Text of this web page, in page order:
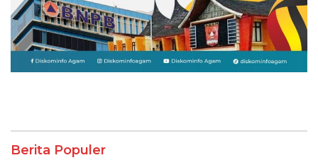
Berita Populer